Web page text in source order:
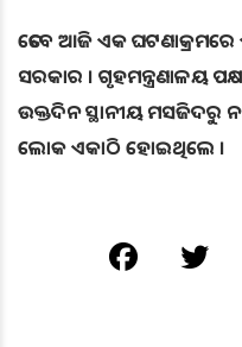
ତେବେ ଆଜି ଏକ ଘଟଣାକ୍ରମରେ
ସରକାର । ଗୃହମନ୍ତ୍ରଣାଳୟ
ଉକ୍ତଦିନ ସ୍ଥାନୀୟ ମସଜିଦରୁ
ଲୋକ ଏକାଠି ହୋଇଥିଲେ ।